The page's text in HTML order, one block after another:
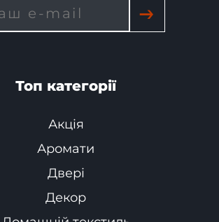
→
Топ категорії
Акція
Аромати
Двері
Декор